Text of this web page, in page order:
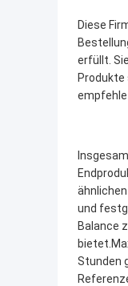
Diese
erfüllt.
Produkte
empfehle
und
Balance
Stunden